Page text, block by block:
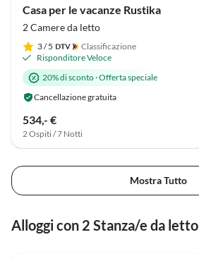
Casa per le vacanze Rustika
2 Camere da letto
3/ 5
Classificazione
Risponditore Veloce
20% di sconto·Offerta speciale
Cancellazione gratuita
534,- €
2 Ospiti / 7 Notti
Mostra Tutto
Alloggi con 2 Stanza/e da letto